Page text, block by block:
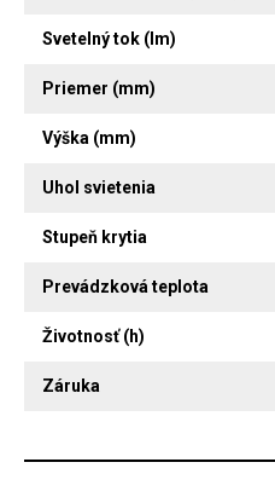
Svetelný tok (lm)
Priemer (mm)
Výška (mm)
Uhol svietenia
Stupeň krytia
Prevádzková teplota
Životnosť (h)
Záruka